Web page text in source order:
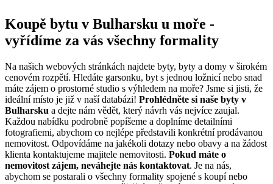
Koupě bytu v Bulharsku u moře -
vyřídíme za vás všechny formality
Na našich webových stránkách najdete byty, byty a domy v širokém
cenovém rozpětí. Hledáte garsonku, byt s jednou ložnicí nebo snad
máte zájem o prostorné studio s výhledem na moře? Jsme si jisti, že
ideální místo je již v naší databázi! Prohlédněte si naše byty v
Bulharsku a dejte nám vědět, který návrh vás nejvíce zaujal.
Každou nabídku podrobně popíšeme a doplníme detailními
fotografiemi, abychom co nejlépe představili konkrétní prodávanou
nemovitost. Odpovídáme na jakékoli dotazy nebo obavy a na žádost
klienta kontaktujeme majitele nemovitosti. Pokud máte o
nemovitost zájem, neváhejte nás kontaktovat. Je na nás,
abychom se postarali o všechny formality spojené s koupí nebo